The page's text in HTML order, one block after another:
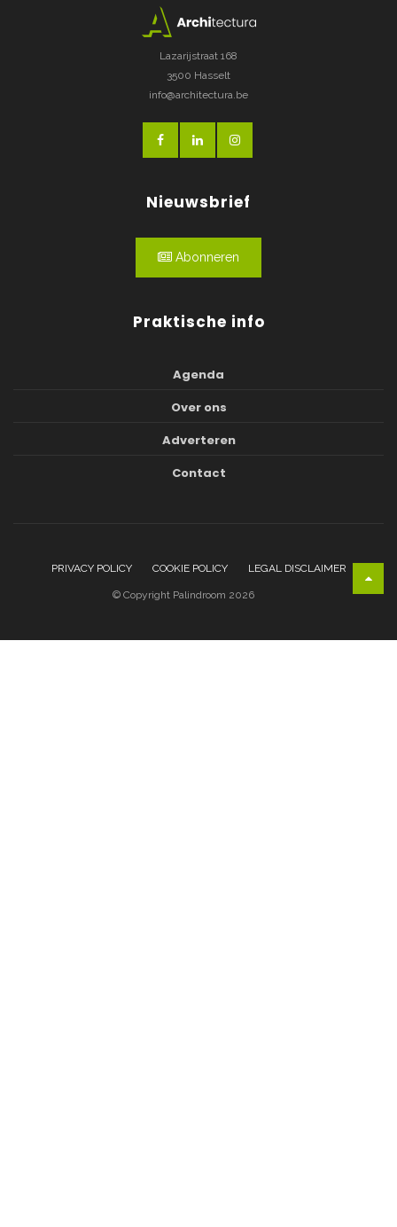
Lazarijstraat 168
3500 Hasselt
info@architectura.be
Nieuwsbrief
Abonneren
Praktische info
Agenda
Over ons
Adverteren
Contact
PRIVACY POLICY COOKIE POLICY LEGAL DISCLAIMER
© Copyright Palindroom 2026